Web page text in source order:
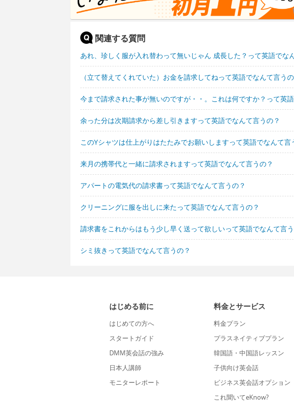
関連する質問
あれ、珍しく服が入れ替わって無いじゃん 成長した？って英語でな
（立て替えてくれていた）お金を請求してねって英語でなんて言う
今まで請求された事が無いのですが・・。これは何ですか？って英
余った分は次期請求から差し引きますって英語でなんて言うの？
このYシャツは仕上がりはたたみでお願いしますって英語でなんて言
来月の携帯代と一緒に請求されますって英語でなんて言うの？
アパートの電気代の請求書って英語でなんて言うの？
クリーニングに服を出しに来たって英語でなんて言うの？
請求書をこれからはもう少し早く送って欲しいって英語でなんて言
シミ抜きって英語でなんて言うの？
はじめる前に
はじめての方へ
スタートガイド
DMM英会話の強み
日本人講師
モニターレポート
料金とサービス
料金プラン
プラスネイティブプラン
韓国語・中国語レッスン
子供向け英会話
ビジネス英会話オプション
これ聞いてeKnow?